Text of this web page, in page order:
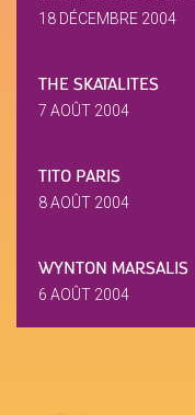
18 DÉCEMBRE 2004
THE SKATALITES
7 AOÛT 2004
TITO PARIS
8 AOÛT 2004
WYNTON MARSALIS
6 AOÛT 2004